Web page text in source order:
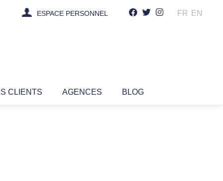
ESPACE PERSONNEL FR EN
CLIENTS AGENCES BLOG